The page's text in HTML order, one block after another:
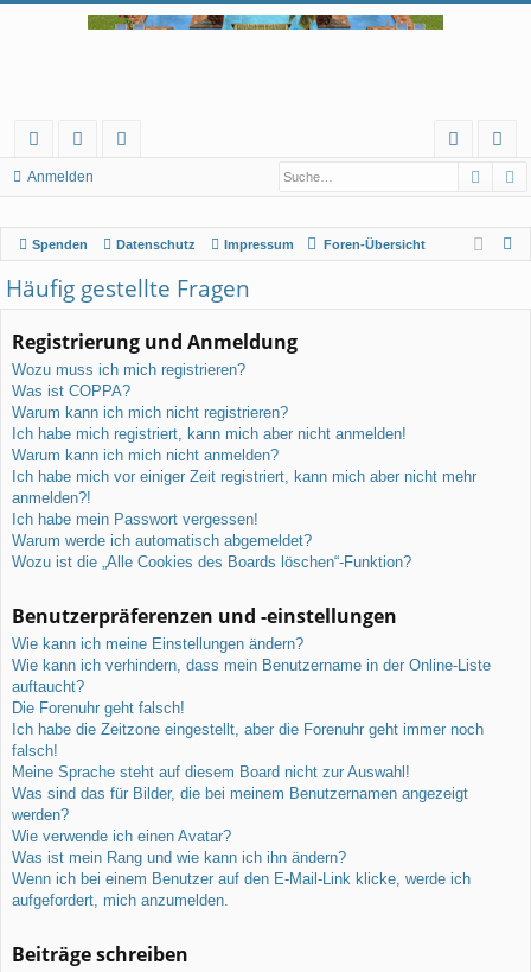
ch
llz
ug
f
or
de
r
el
Anmelden
Spenden Datenschutz Impressum Foren-Übersicht
Häufig gestellte Fragen
Registrierung und Anmeldung
Wozu muss ich mich registrieren?
Was ist COPPA?
Warum kann ich mich nicht registrieren?
Ich habe mich registriert, kann mich aber nicht anmelden!
Warum kann ich mich nicht anmelden?
Ich habe mich vor einiger Zeit registriert, kann mich aber nicht mehr
anmelden?!
Ich habe mein Passwort vergessen!
Warum werde ich automatisch abgemeldet?
Wozu ist die „Alle Cookies des Boards löschen“-Funktion?
Benutzerpräferenzen und -einstellungen
Wie kann ich meine Einstellungen ändern?
Wie kann ich verhindern, dass mein Benutzername in der Online-Liste
auftaucht?
Die Forenuhr geht falsch!
Ich habe die Zeitzone eingestellt, aber die Forenuhr geht immer noch
falsch!
Meine Sprache steht auf diesem Board nicht zur Auswahl!
Was sind das für Bilder, die bei meinem Benutzernamen angezeigt
werden?
Wie verwende ich einen Avatar?
Was ist mein Rang und wie kann ich ihn ändern?
Wenn ich bei einem Benutzer auf den E-Mail-Link klicke, werde ich
aufgefordert, mich anzumelden.
Beiträge schreiben